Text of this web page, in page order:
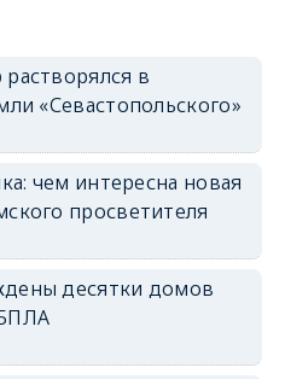
в
«Севастопольского»
чем интересна новая
просветителя
десятки домов